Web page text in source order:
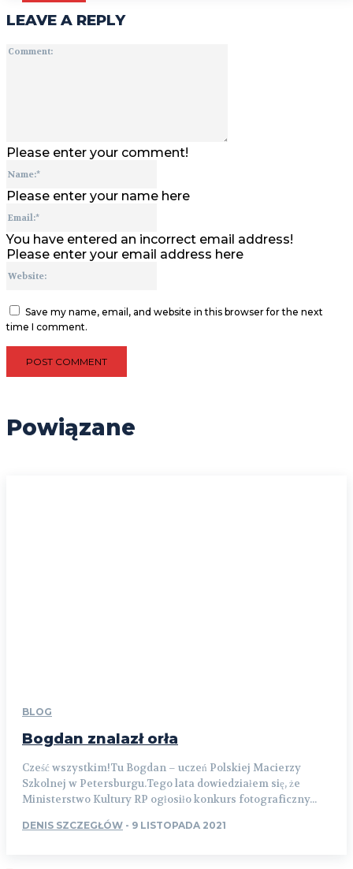
LEAVE A REPLY
Please enter your comment!
Please enter your name here
You have entered an incorrect email address!
Please enter your email address here
Save my name, email, and website in this browser for the next
time I comment.
Powiązane
BLOG
Bogdan znalazł orła
Cześć wszystkim!Tu Bogdan – uczeń Polskiej Macierzy
Szkolnej w Petersburgu.Tego lata dowiedziałem się, że
Ministerstwo Kultury RP ogłosiło konkurs fotograficzny...
DENIS SZCZEGŁÓW - 9 LISTOPADA 2021